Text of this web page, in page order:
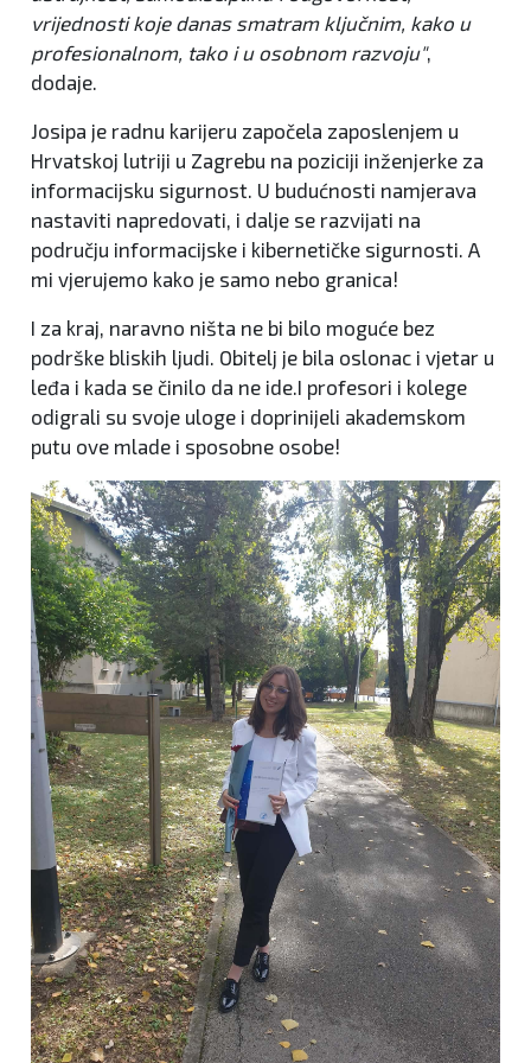
vrijednosti koje danas smatram ključnim, kako u
profesionalnom, tako i u osobnom razvoju",
dodaje.
Josipa je radnu karijeru započela zaposlenjem u
Hrvatskoj lutriji u Zagrebu na poziciji inženjerke za
informacijsku sigurnost. U budućnosti namjerava
nastaviti napredovati, i dalje se razvijati na
području informacijske i kibernetičke sigurnosti. A
mi vjerujemo kako je samo nebo granica!
I za kraj, naravno ništa ne bi bilo moguće bez
podrške bliskih ljudi. Obitelj je bila oslonac i vjetar u
leđa i kada se činilo da ne ide.I profesori i kolege
odigrali su svoje uloge i doprinijeli akademskom
putu ove mlade i sposobne osobe!